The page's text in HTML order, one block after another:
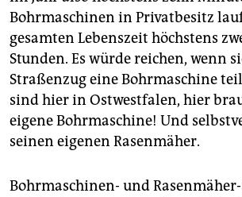
Bohrmaschinen in Privatbesitz
gesamten Lebenszeit höchstens
Stunden. Es würde reichen, wenn
Straßenzug eine Bohrmaschine
sind hier in Ostwestfalen, hier
eigene Bohrmaschine! Und
seinen eigenen Rasenmäher.
Bohrmaschinen- und